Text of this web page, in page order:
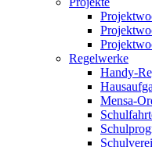
Regelwerke
Handy-
Mensa-